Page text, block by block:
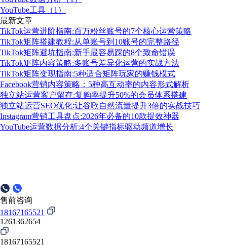
YouTube工具（1）
最新文章
TikTok运营进阶指南:百万粉丝账号的7个核心运营策略
TikTok矩阵搭建教程:从单账号到10账号的完整路径
TikTok矩阵避坑指南:新手最容易踩的8个致命错误
TikTok矩阵内容策略:多账号差异化运营的实战方法
TikTok矩阵变现指南:5种适合矩阵玩家的赚钱模式
Facebook营销内容策略：5种高互动率的内容形式解析
独立站运营客户留存:复购率提升50%的会员体系搭建
独立站运营SEO优化:让谷歌自然流量提升3倍的实战技巧
Instagram营销工具盘点:2026年必备的10款提效神器
YouTube运营数据分析:4个关键指标驱动频道增长
售前咨询
18167165521
1261362654
18167165521